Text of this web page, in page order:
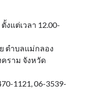
งแต่เวลา 12.00-
ตำบลแม่กลอง
ราม จังหวัด
1121, 06-3539-